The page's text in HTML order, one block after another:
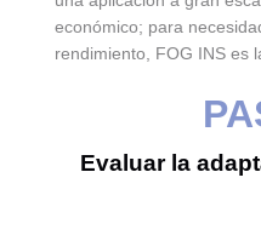
económico; para
rendimiento, FOG INS es
Evaluar la